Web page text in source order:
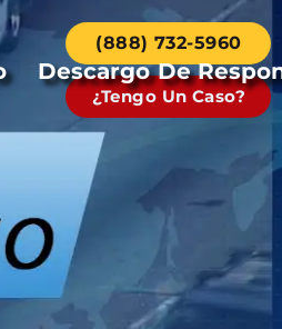
Descargo De
(888) 732-5960
¿Tengo Un Caso?